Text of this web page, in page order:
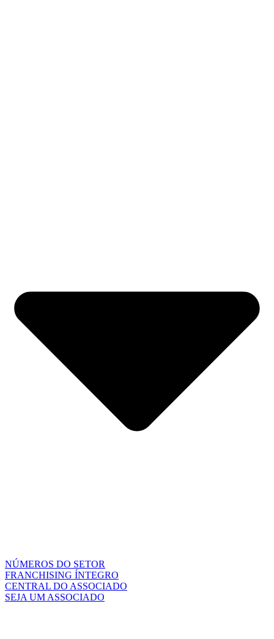
NÚMEROS DO SETOR
FRANCHISING ÍNTEGRO
CENTRAL DO ASSOCIADO
SEJA UM ASSOCIADO